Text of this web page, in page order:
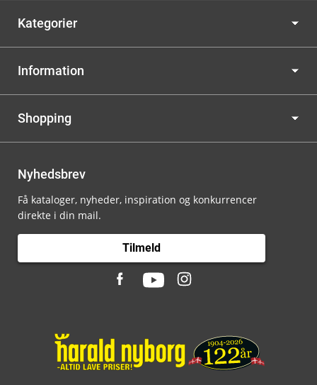
Kategorier
Information
Shopping
Nyhedsbrev
Få kataloger, nyheder, inspiration og konkurrencer
direkte i din mail.
Tilmeld